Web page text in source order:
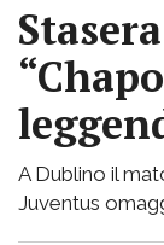
A Dublino il
Juventus